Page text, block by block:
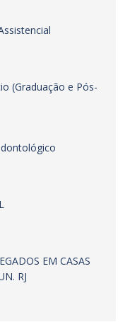
(Graduação e Pós-
EM CASAS
RJ